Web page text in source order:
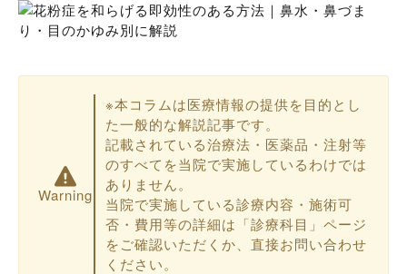
Warning
※本コラムは医療情報の提供を目的とし
た一般的な解説記事です。
記載されている治療法・医薬品・注射等
のすべてを当院で実施しているわけでは
ありません。
当院で実施している診療内容・施術可
否・費用等の詳細は「診療科目」ページ
をご確認いただくか、直接お問い合わせ
ください。